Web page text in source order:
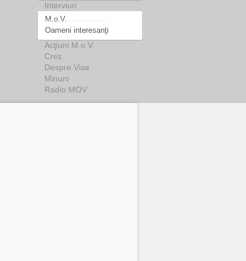
Interviuri
M.o.V.
Oameni interesanţi
Acţiuni M.o.V.
Crez
Despre Vise
Minuni
Radio MOV